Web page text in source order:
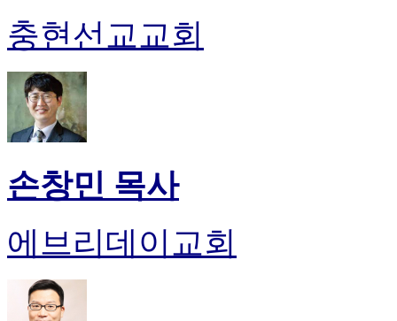
충현선교교회
손창민 목사
에브리데이교회